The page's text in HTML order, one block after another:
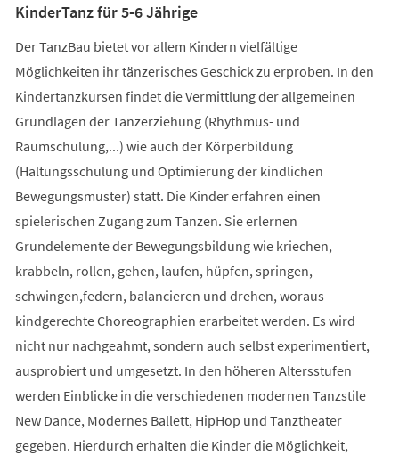
KinderTanz für 5-6 Jährige
Der TanzBau bietet vor allem Kindern vielfältige
Möglichkeiten ihr tänzerisches Geschick zu erproben. In den
Kindertanzkursen findet die Vermittlung der allgemeinen
Grundlagen der Tanzerziehung (Rhythmus- und
Raumschulung,...) wie auch der Körperbildung
(Haltungsschulung und Optimierung der kindlichen
Bewegungsmuster) statt. Die Kinder erfahren einen
spielerischen Zugang zum Tanzen. Sie erlernen
Grundelemente der Bewegungsbildung wie kriechen,
krabbeln, rollen, gehen, laufen, hüpfen, springen,
schwingen,federn, balancieren und drehen, woraus
kindgerechte Choreographien erarbeitet werden. Es wird
nicht nur nachgeahmt, sondern auch selbst experimentiert,
ausprobiert und umgesetzt. In den höheren Altersstufen
werden Einblicke in die verschiedenen modernen Tanzstile
New Dance, Modernes Ballett, HipHop und Tanztheater
gegeben. Hierdurch erhalten die Kinder die Möglichkeit,